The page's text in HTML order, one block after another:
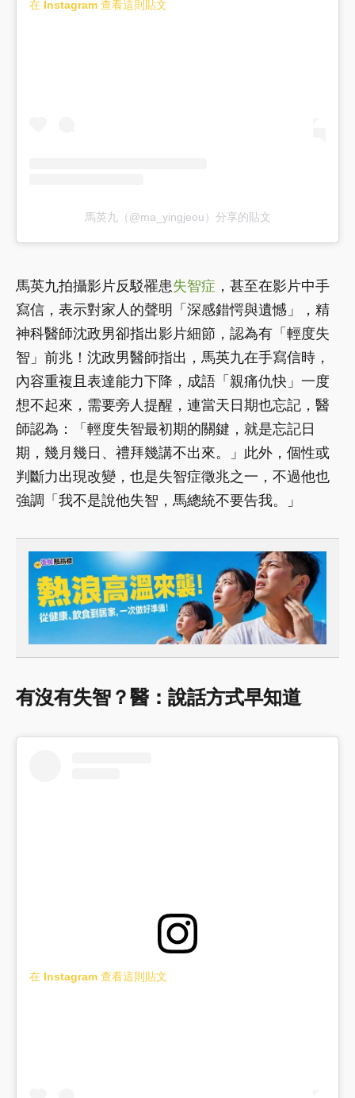
在 Instagram 查看這則貼文
馬英九（@ma_yingjeou）分享的貼文
馬英九拍攝影片反駁罹患失智症 ，甚至在影片中手
寫信，表示對家人的聲明「深感錯愕與遺憾」，精
神科醫師沈政男卻指出影片細節，認為有「輕度失
智」前兆！沈政男醫師指出，馬英九在手寫信時，
內容重複且表達能力下降，成語「親痛仇快」一度
想不起來，需要旁人提醒，連當天日期也忘記，醫
師認為：「輕度失智最初期的關鍵，就是忘記日
期，幾月幾日、禮拜幾講不出來。」此外，個性或
判斷力出現改變，也是失智症徵兆之一，不過他也
強調「我不是說他失智，馬總統不要告我。」
有沒有失智？醫：說話方式早知道
在 Instagram 查看這則貼文